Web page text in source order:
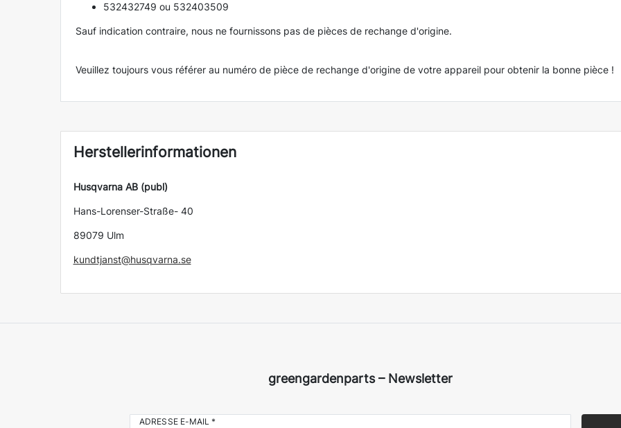
532432749 ou 532403509
Sauf indication contraire, nous ne fournissons pas de pièces de rechange d'origine.
Veuillez toujours vous référer au numéro de pièce de rechange d'origine de votre appareil pour obtenir la bonne pièce !
Herstellerinformationen
Husqvarna AB (publ)
Hans-Lorenser-Straße- 40
89079 Ulm
kundtjanst@husqvarna.se
greengardenparts – Newsletter
ADRESSE E-MAIL *